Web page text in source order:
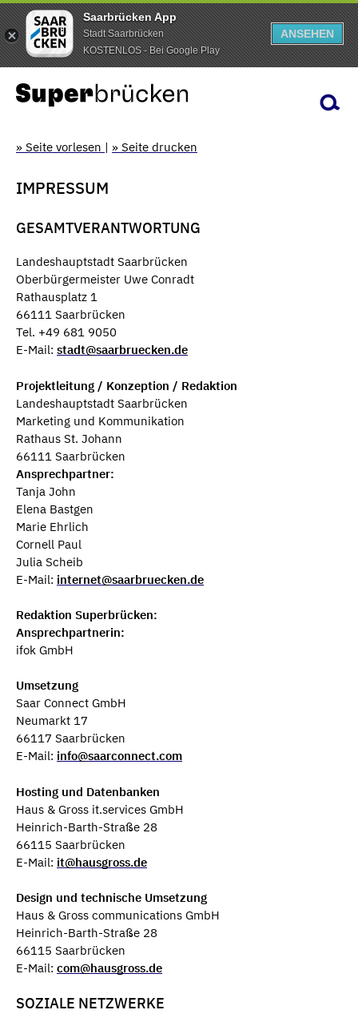
Saarbrücken App
Stadt Saarbrücken
KOSTENLOS - Bei Google Play
ANSEHEN
» Seite vorlesen | » Seite drucken
IMPRESSUM
GESAMTVERANTWORTUNG
Landeshauptstadt Saarbrücken
Oberbürgermeister Uwe Conradt
Rathausplatz 1
66111 Saarbrücken
Tel. +49 681 9050
E-Mail: stadt@saarbruecken.de
Projektleitung / Konzeption / Redaktion
Landeshauptstadt Saarbrücken
Marketing und Kommunikation
Rathaus St. Johann
66111 Saarbrücken
Ansprechpartner:
Tanja John
Elena Bastgen
Marie Ehrlich
Cornell Paul
Julia Scheib
E-Mail: internet@saarbruecken.de
Redaktion Superbrücken:
Ansprechpartnerin:
ifok GmbH
Umsetzung
Saar Connect GmbH
Neumarkt 17
66117 Saarbrücken
E-Mail: info@saarconnect.com
Hosting und Datenbanken
Haus & Gross it.services GmbH
Heinrich-Barth-Straße 28
66115 Saarbrücken
E-Mail: it@hausgross.de
Design und technische Umsetzung
Haus & Gross communications GmbH
Heinrich-Barth-Straße 28
66115 Saarbrücken
E-Mail: com@hausgross.de
SOZIALE NETZWERKE